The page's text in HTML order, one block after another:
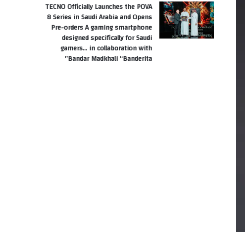
TECNO Officially Launches the POVA
8 Series in Saudi Arabia and Opens
Pre-orders A gaming smartphone
designed specifically for Saudi
gamers… in collaboration with
Bandar Madkhali “Banderita”